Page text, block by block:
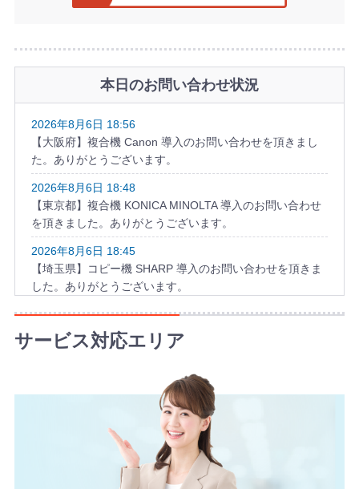
本日のお問い合わせ状況
2026年8月6日 18:56
【大阪府】複合機 Canon 導入のお問い合わせを頂きまし
た。ありがとうございます。
2026年8月6日 18:48
【東京都】複合機 KONICA MINOLTA 導入のお問い合わせ
を頂きました。ありがとうございます。
2026年8月6日 18:45
【埼玉県】コピー機 SHARP 導入のお問い合わせを頂きま
した。ありがとうございます。
2026年8月6日 17:57
【千葉県】複合機 KYOCERA 導入のお問い合わせを頂きま
した。ありがとうございます。
【神奈川県】複合機 TOSHIBA 導入のお問い合わせを頂き
ました。ありがとうございます。
2026年8月6日 17:21
【埼玉県】コピー機 Canon 導入のお問い合わせを頂きま
した。ありがとうございます。
サービス対応エリア